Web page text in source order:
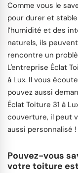
Comme vous le
pour durer et
l’humidité et des
naturels, ils
rencontre un
L'entreprise Éclat
à Lux. Il vous
pouvez aussi
Éclat Toiture 31 à
couverture, il peut
aussi personnalisé !
Pouvez-vous
votre toiture